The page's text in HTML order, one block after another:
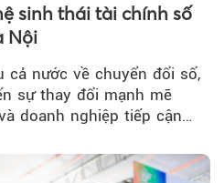
sinh thái tài chính số
Nội
cả nước về chuyển đổi số,
sự thay đổi mạnh mẽ
doanh nghiệp tiếp cận